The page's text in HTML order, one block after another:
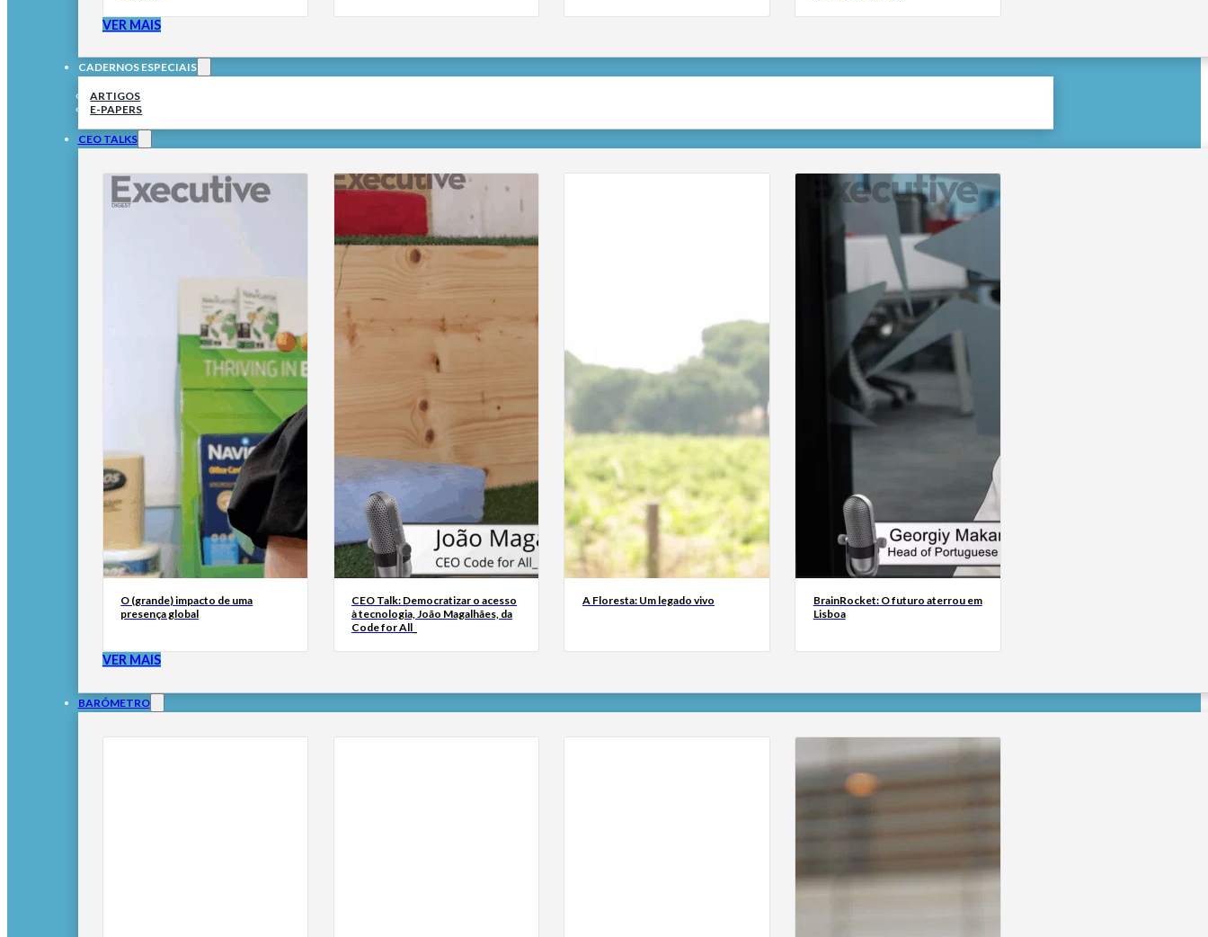
VER MAIS
CADERNOS ESPECIAIS
ARTIGOS
E-PAPERS
CEO TALKS
O (grande) impacto de uma
presença global
CEO Talk: Democratizar o acesso
à tecnologia, João Magalhães, da
Code for All_
A Floresta: Um legado vivo
BrainRocket: O futuro aterrou em
Lisboa
VER MAIS
BARÓMETRO